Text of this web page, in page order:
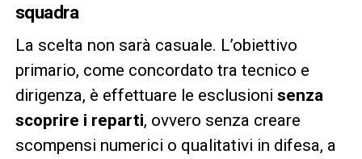
squadra
La scelta non sarà casuale. L’obiettivo
primario, come concordato tra tecnico e
dirigenza, è effettuare le esclusioni senza
scoprire i reparti, ovvero senza creare
scompensi numerici o qualitativi in difesa, a